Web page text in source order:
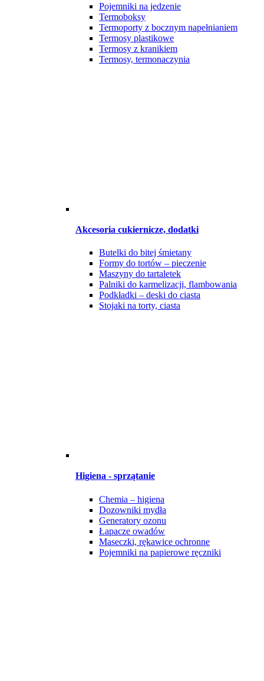
Pojemniki na jedzenie
Termoboksy
Termoporty z bocznym napełnianiem
Termosy plastikowe
Termosy z kranikiem
Termosy, termonaczynia
Akcesoria cukiernicze, dodatki
Butelki do bitej śmietany
Formy do tortów – pieczenie
Maszyny do tartaletek
Palniki do karmelizacji, flambowania
Podkładki – deski do ciasta
Stojaki na torty, ciasta
Higiena - sprzątanie
Chemia – higiena
Dozowniki mydła
Generatory ozonu
Łapacze owadów
Maseczki, rękawice ochronne
Pojemniki na papierowe ręczniki